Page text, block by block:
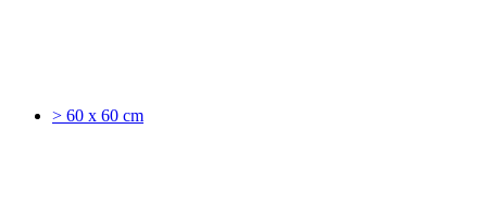
> 60 x 60 cm